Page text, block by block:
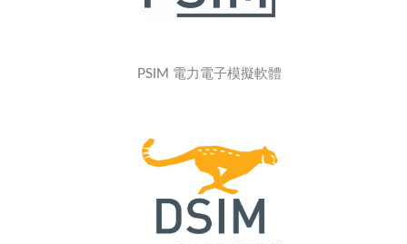
PSIM 電力電子模擬軟體